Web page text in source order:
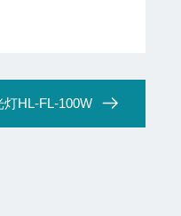
灯HL-FL-100W